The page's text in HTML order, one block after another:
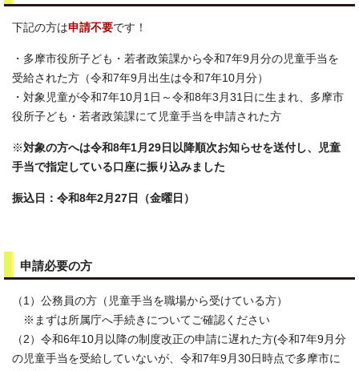
下記の方は申請不要です！
・多摩市役所子ども・若者政策課から令和7年9月分の児童手当を
受給された方（令和7年9月出生は令和7年10月分）
・対象児童が令和7年10月1日～令和8年3月31日に生まれ、多摩市
役所子ども・若者政策課にて児童手当を申請された方
※対象の方へは令和8年1月29日以降順次お知らせを送付し、児童
手当で指定している口座に振り込みました
振込日：令和8年2月27日（金曜日）
申請必要の方
（1）公務員の方（児童手当を職場から受けている方）
※まずは所属庁へ手続きについてご確認ください
（2）令和6年10月以降の制度改正の申請に遅れた方(令和7年9月分
の児童手当を受給していないが、令和7年9月30日時点で多摩市に